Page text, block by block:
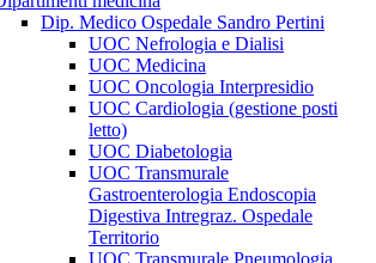
Dip. Medico Ospedale Sandro Pertini
UOC Nefrologia e Dialisi
UOC Medicina
UOC Oncologia Interpresidio
UOC Cardiologia (gestione posti
letto)
UOC Diabetologia
UOC Transmurale
Gastroenterologia Endoscopia
Digestiva Intregraz. Ospedale
Territorio